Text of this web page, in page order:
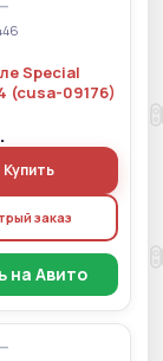
Special
(cusa-09176)
Купить
заказ
на Авито